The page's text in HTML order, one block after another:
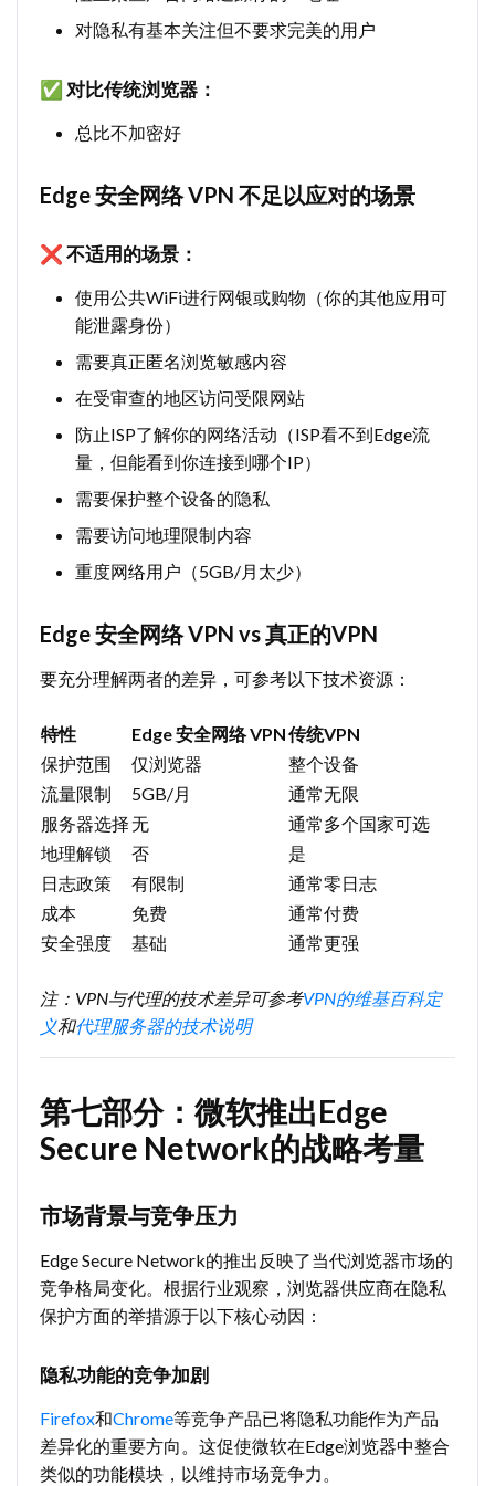
对隐私有基本关注但不要求完美的用户
✅ 对比传统浏览器：
总比不加密好
Edge 安全网络 VPN 不足以应对的场景
❌ 不适用的场景：
使用公共WiFi进行网银或购物（你的其他应用可
能泄露身份）
需要真正匿名浏览敏感内容
在受审查的地区访问受限网站
防止ISP了解你的网络活动（ISP看不到Edge流
量，但能看到你连接到哪个IP）
需要保护整个设备的隐私
需要访问地理限制内容
重度网络用户（5GB/月太少）
Edge 安全网络 VPN vs 真正的VPN
要充分理解两者的差异，可参考以下技术资源：
特性 Edge 安全网络 VPN传统VPN
保护范围
仅浏览器
整个设备
流量限制
5GB/月
通常无限
服务器选择无
通常多个国家可选
地理解锁
否
是
日志政策
有限制
通常零日志
成本
免费
通常付费
安全强度
基础 通常更强
注：VPN与代理的技术差异可参考VPN的维基百科定
义和代理服务器的技术说明
第七部分：微软推出Edge
Secure Network的战略考量
市场背景与竞争压力
Edge Secure Network的推出反映了当代浏览器市场的
竞争格局变化。根据行业观察，浏览器供应商在隐私
保护方面的举措源于以下核心动因：
隐私功能的竞争加剧
Firefox和Chrome等竞争产品已将隐私功能作为产品
差异化的重要方向。这促使微软在Edge浏览器中整合
类似的功能模块，以维持市场竞争力。